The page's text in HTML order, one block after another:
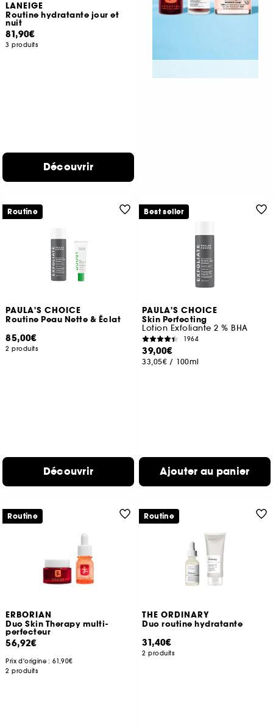
LANEIGE
Routine hydratante jour et
nuit
81,90€
3 produits
Découvrir
PAULA'S CHOICE
Routine Peau Nette & Éclat
85,00€
2 produits
Découvrir
Routine
PAULA'S CHOICE
Skin Perfecting
Lotion Exfoliante 2 % BHA
1964
39,00€
33,05€ / 100ml
Ajouter au panier
Best seller
ERBORIAN
Duo Skin Therapy multi-
perfecteur
56,92€
Prix d'origine :61,90€
2 produits
Routine
THE ORDINARY
Duo routine hydratante
31,40€
2 produits
Routine